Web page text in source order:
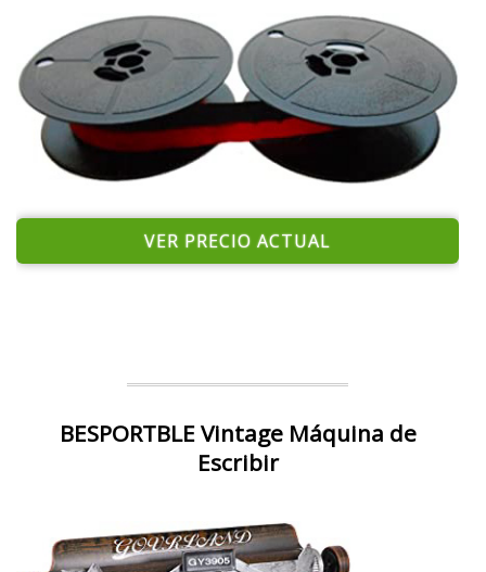
VER PRECIO ACTUAL
BESPORTBLE Vintage Máquina de
Escribir